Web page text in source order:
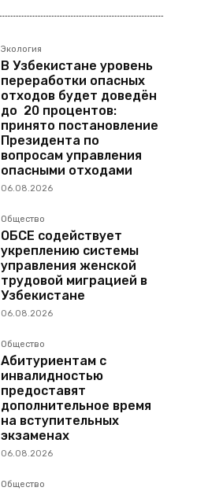
Экология
В Узбекистане уровень
переработки опасных
отходов будет доведён
до 20 процентов:
принято постановление
Президента по
вопросам управления
опасными отходами
06.08.2026
Общество
ОБСЕ содействует
укреплению системы
управления женской
трудовой миграцией в
Узбекистане
06.08.2026
Общество
Абитуриентам с
инвалидностью
предоставят
дополнительное время
на вступительных
экзаменах
06.08.2026
Общество